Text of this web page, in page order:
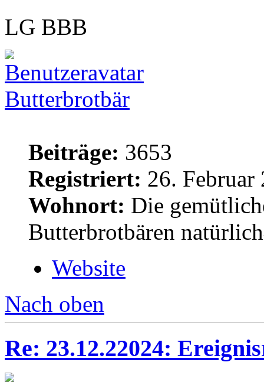
LG BBB
Butterbrotbär
Beiträge: 3653
Registriert: 26. Februar
Wohnort: Die
Butterbrotbären
Website
Nach oben
Re: 23.12.22024: